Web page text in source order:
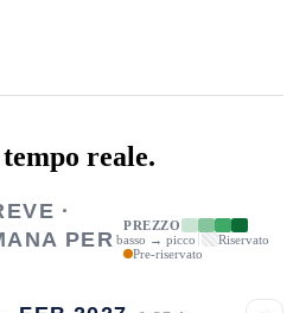
reale.
·
PER
PREZZO
basso → picco
Riservato
Pre-riservato